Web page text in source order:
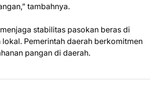
tambahnya.
stabilitas pasokan beras di
Pemerintah daerah berkomitmen
pangan di daerah.